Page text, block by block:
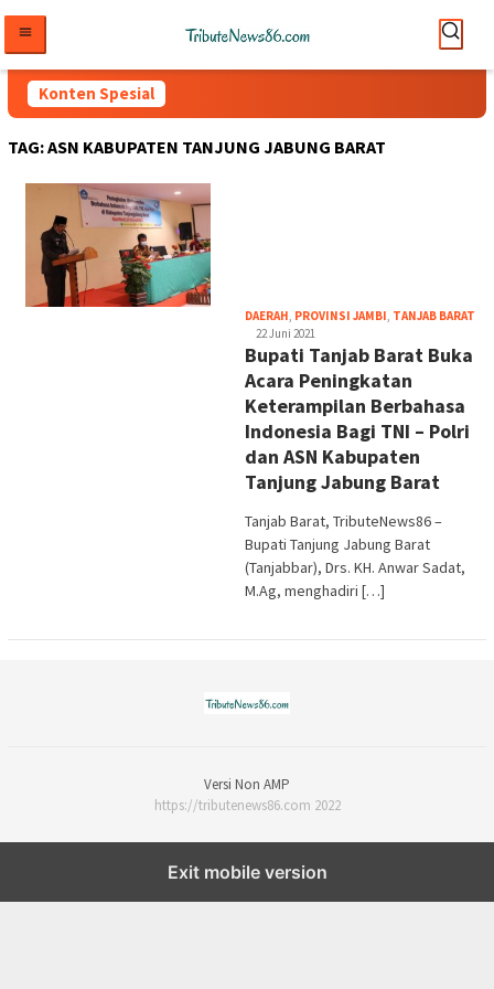
konten
Konten Spesial
TAG:ASN KABUPATEN TANJUNG JABUNG BARAT
DAERAH, PROVINSI JAMBI, TANJAB BARAT
22 Juni 2021
Bupati Tanjab Barat Buka
Acara Peningkatan
Keterampilan Berbahasa
Indonesia Bagi TNI – Polri
dan ASN Kabupaten
Tanjung Jabung Barat
Tanjab Barat, TributeNews86 –
Bupati Tanjung Jabung Barat
(Tanjabbar), Drs. KH. Anwar Sadat,
M.Ag, menghadiri […]
Versi Non AMP
https://tributenews86.com 2022
Exit mobile version